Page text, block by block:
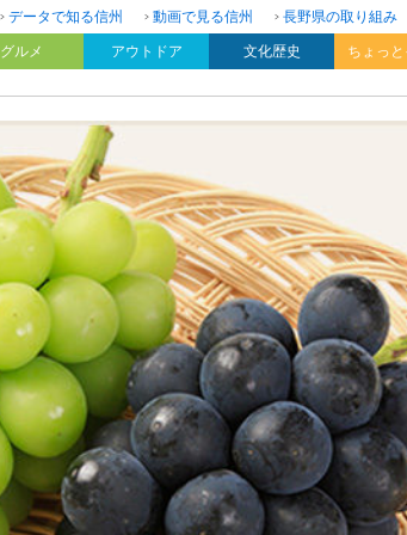
データで知る信州 動画で見る信州 長野県の取り組み
グルメ アウトドア 文化歴史 ちょっ